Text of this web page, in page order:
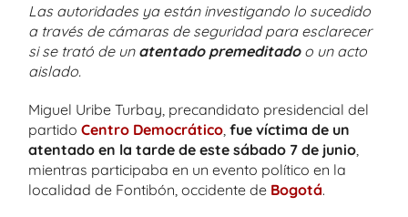
Las autoridades ya están investigando lo sucedido
a través de cámaras de seguridad para esclarecer
si se trató de un atentado premeditadoo un acto
aislado.
Miguel Uribe Turbay, precandidato presidencial del
partido Centro Democrático fue víctima de un
atentado en la tarde de este sábado 7 de junio
mientras participaba en un evento político en la
localidad de Fontibón, occidente de Bogotá.